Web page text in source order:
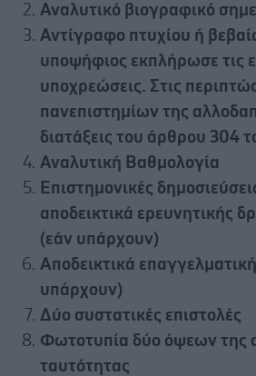
Αναλυτικό βιογραφικό
Αντίγραφο πτυχίου ή
υποψήφιος εκπλήρωσε τις
υποχρεώσεις. Στις
πανεπιστημίων της
διατάξεις του άρθρου 304
Αναλυτική Βαθμολογία
Επιστημονικές
αποδεικτικά ερευνητικής
(εάν υπάρχουν)
Αποδεικτικά
υπάρχουν)
Δύο συστατικές επιστολές
Φωτοτυπία δύο όψεων της
ταυτότητας